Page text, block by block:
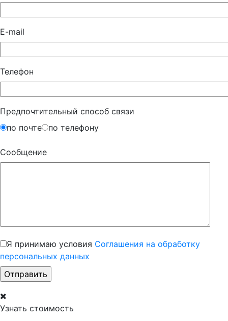
E-mail
Телефон
Предпочтительный способ связи
по почте
по телефону
Сообщение
Я принимаю условия Соглашения на обработку
персональных данных
Узнать стоимость